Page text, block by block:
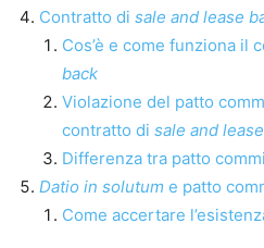
Contratto di sale and lease
Cos’è e come funziona il
back
Violazione del patto
contratto di sale and
Differenza tra patto
Datio in solutum e patto
Come accertare